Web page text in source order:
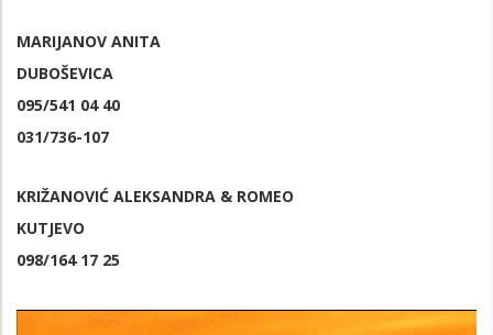
MARIJANOV ANITA
DUBOŠEVICA
095/541 04 40
031/736-107
KRIŽANOVIĆ ALEKSANDRA & ROMEO
KUTJEVO
098/164 17 25